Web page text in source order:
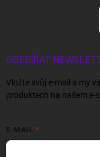
ODEBÍRAT
Vložte svůj e-mail a my
produktech na našem e-
E-MAIL